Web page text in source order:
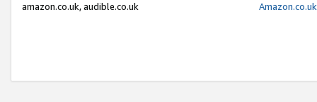
amazon.co.uk, audible.co.uk